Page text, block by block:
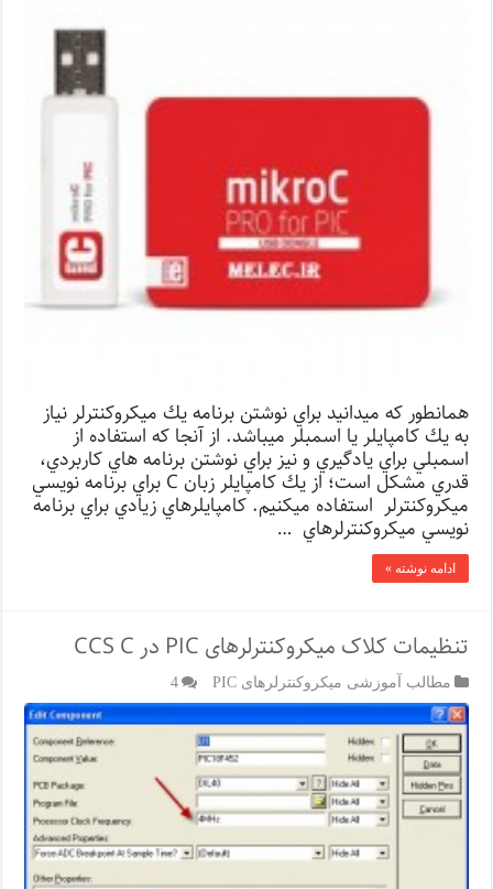
همانطور كه میدانید براي نوشتن برنامه يك ميكروكنترلر نياز
به يك كامپايلر يا اسمبلر ميباشد. از آنجا كه استفاده از
اسمبلي براي يادگيري و نيز براي نوشتن برنامه هاي كاربردي،
قدري مشكل است؛ از يك كامپايلر زبان C براي برنامه نويسي
ميكروكنترلر استفاده ميكنيم. كامپايلرهاي زيادي براي برنامه
نويسي ميكروكنترلرهاي …
ادامه نوشته »
تنظیمات کلاک میکروکنترلرهای PIC در CCS C
مطالب آموزشی میکروکنترلرهای PIC 4